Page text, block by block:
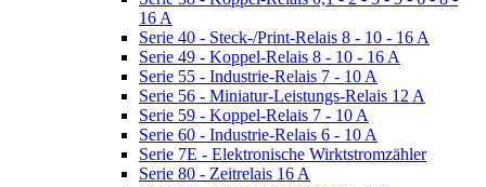
16 A
Serie 40 - Steck-/Print-Relais 8 - 10 - 16 A
Serie 49 - Koppel-Relais 8 - 10 - 16 A
Serie 55 - Industrie-Relais 7 - 10 A
Serie 56 - Miniatur-Leistungs-Relais 12 A
Serie 59 - Koppel-Relais 7 - 10 A
Serie 60 - Industrie-Relais 6 - 10 A
Serie 7E - Elektronische Wirktstromzähler
Serie 80 - Zeitrelais 16 A